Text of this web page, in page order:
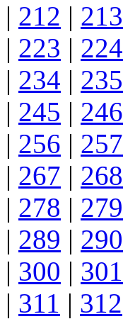
| 212 | 213
| 223 | 224
| 234 | 235
| 245 | 246
| 256 | 257
| 267 | 268
| 278 | 279
| 289 | 290
| 300 | 301
| 311 | 312